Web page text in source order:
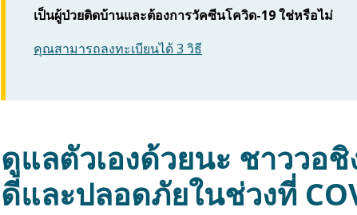
เป็นผู้ป่วยติดบ้านและต้องการวัคซีนโควิด-19 ใช่หรือไม่
คุณสามารถลงทะเบียนได้ 3 วิธี
ดูแลตัวเองด้วยนะ ชาววอ
ดีและปลอดภัยในช่วงที่